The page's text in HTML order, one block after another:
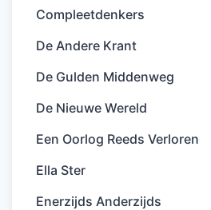
Compleetdenkers
De Andere Krant
De Gulden Middenweg
De Nieuwe Wereld
Een Oorlog Reeds Verloren
Ella Ster
Enerzijds Anderzijds